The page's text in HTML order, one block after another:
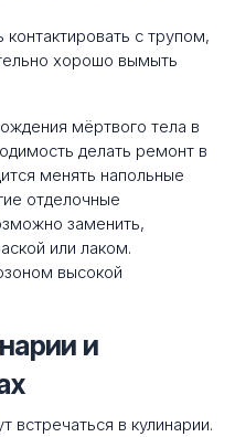
с трупом,
хорошо вымыть
мёртвого тела в
делать ремонт в
менять напольные
отделочные
заменить,
или лаком.
высокой
и
встречаться в кулинарии.